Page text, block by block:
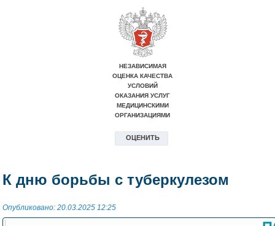
К дню борьбы с туберкулезом
Опубликовано: 20.03.2025 12:25